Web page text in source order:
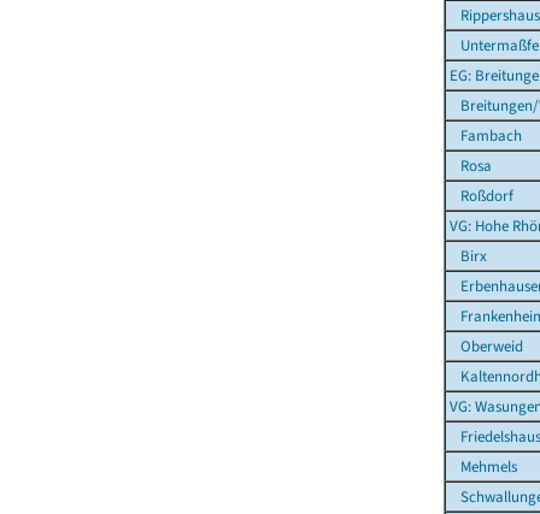
EG:
Fambach
Rosa
Roßdorf
VG: Hohe
Birx
Oberweid
VG:
Mehmels